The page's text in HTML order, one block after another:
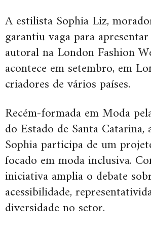
A estilista Sophia Liz,
garantiu vaga para
autoral na London Fashion
acontece em setembro, em
criadores de vários países.
Recém-formada em Moda
do Estado de Santa Catarina,
Sophia participa de um
focado em moda inclusiva.
iniciativa amplia o debate
acessibilidade,
diversidade no setor.